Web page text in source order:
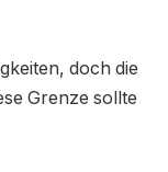
doch die
Grenze sollte